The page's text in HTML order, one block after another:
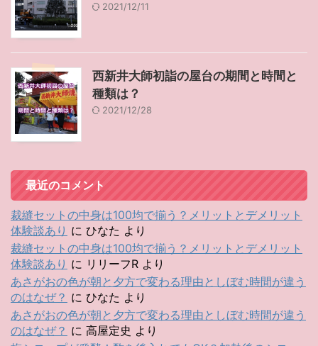
2021/12/11
西新井大師初詣の屋台の期間と時間と
種類は？
2021/12/28
最近のコメント
裁縫セットの中身は100均で揃う？メリットとデメリット
体験談あり に ひなた より
裁縫セットの中身は100均で揃う？メリットとデメリット
体験談あり に リリーフR より
あさがおの色が朝と夕方で変わる理由としぼむ時間が違う
のはなぜ？ に ひなた より
あさがおの色が朝と夕方で変わる理由としぼむ時間が違う
のはなぜ？ に 高屋定史 より